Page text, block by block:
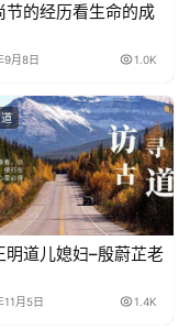
节的经历看生命的成
9月8日 1.0K
明道儿媳妇–殷蔚芷老
11月5日 1.4K